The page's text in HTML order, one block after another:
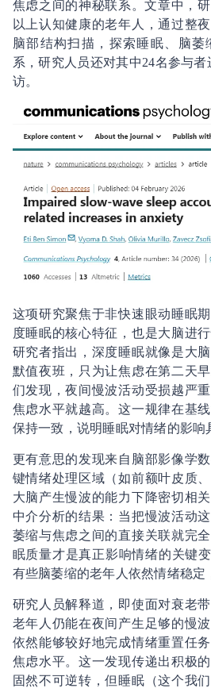
焦虑之间的神秘联系。文章中，
以上认知健康的老年人，通过整
脑部结构扫描，探索睡眠、脑萎
系，研究人员还对其中24名参与
访。
这项研究聚焦于非快速眼动睡眠
度睡眠的核心特征，也是大脑进
研究者指出，深度睡眠就像是大
默值夜班，只为让焦虑在第二天
们发现，夜间慢波活动受损越严
焦虑水平就越高。这一规律在基
保持一致，说明睡眠对情绪的影响
更有意思的发现来自脑部影像学
键情绪处理区域（如前额叶皮质
大脑产生慢波的能力下降密切相
中介分析的结果：当把慢波活动
萎缩与焦虑之间的直接关联就完
眠质量才是真正影响情绪的关键
有些脑萎缩的老年人依然情绪稳定
研究人员解释道，即使面对衰老
老年人仍能在夜间产生足够的慢
依然能够较好地完成情绪重置任
焦虑水平。这一发现传递出积极
固然不可逆转，但睡眠（这个我